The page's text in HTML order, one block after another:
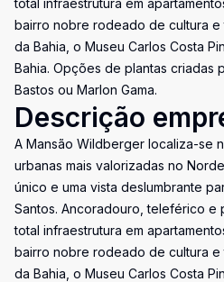
total infraestrutura em
bairro nobre rodeado de cultura e
da Bahia, o Museu Carlos Costa
Bahia. Opções de plantas criadas
Bastos ou Marlon Gama.
Descrição
A Mansão Wildberger localiza-se
urbanas mais valorizadas no
único e uma vista deslumbrante
Santos. Ancoradouro, teleférico e
total infraestrutura em
bairro nobre rodeado de cultura e
da Bahia, o Museu Carlos Costa